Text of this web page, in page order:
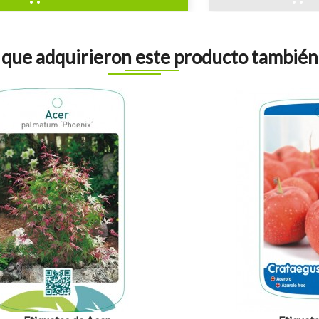
adquirieron este producto